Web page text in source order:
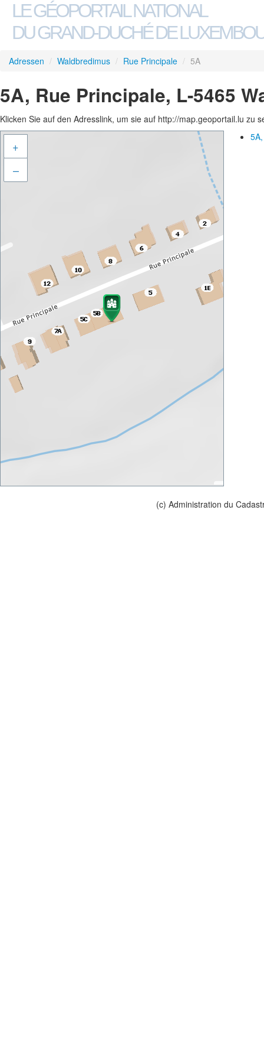
LE GÉOPORTAIL NATIONAL
DU GRAND-DUCHÉ DE
Adressen / Waldbredimus / Rue Principale / 5A
5A, Rue Principale, L-5465
Klicken Sie auf den Adresslink, um sie auf http://map.geoportail.lu zu
+
–
(c) Administration du